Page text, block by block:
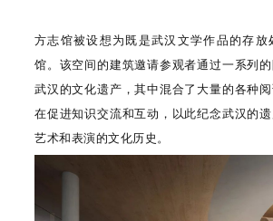
方志馆被设想为既是武汉文学作品的存放
馆。该空间的建筑邀请参观者通过一系列
武汉的文化遗产，其中混合了大量的各种
在促进知识交流和互动，以此纪念武汉的遗
艺术和表演的文化历史。